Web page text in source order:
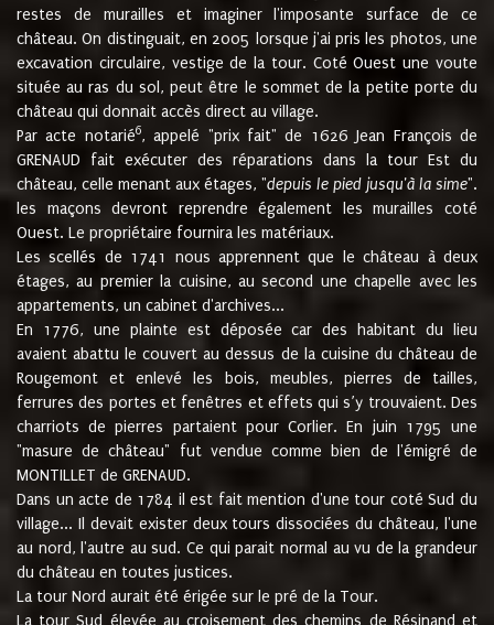
restes de murailles et imaginer l'imposante surface de ce
château. On distinguait, en 2005 lorsque j'ai pris les photos, une
excavation circulaire, vestige de la tour. Coté Ouest une voute
située au ras du sol, peut être le sommet de la petite porte du
château qui donnait accès direct au village.
Par acte notarié6, appelé "prix fait" de 1626 Jean François de
GRENAUD fait exécuter des réparations dans la tour Est du
château, celle menant aux étages, "depuis le pied jusqu'à la sime".
les maçons devront reprendre également les murailles coté
Ouest. Le propriétaire fournira les matériaux.
Les scellés de 1741 nous apprennent que le château à deux
étages, au premier la cuisine, au second une chapelle avec les
appartements, un cabinet d'archives...
En 1776, une plainte est déposée car des habitant du lieu
avaient abattu le couvert au dessus de la cuisine du château de
Rougemont et enlevé les bois, meubles, pierres de tailles,
ferrures des portes et fenêtres et effets qui s’y trouvaient. Des
charriots de pierres partaient pour Corlier. En juin 1795 une
"masure de château" fut vendue comme bien de l'émigré de
MONTILLET de GRENAUD.
Dans un acte de 1784 il est fait mention d'une tour coté Sud du
village... Il devait exister deux tours dissociées du château, l'une
au nord, l'autre au sud. Ce qui parait normal au vu de la grandeur
du château en toutes justices.
La tour Nord aurait été érigée sur le pré de la Tour.
La tour Sud élevée au croisement des chemins de Résinand et